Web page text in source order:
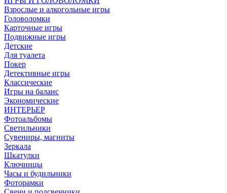
Взрослые и алкогольные игры
Головоломки
Карточные игры
Подвижные игры
Детские
Для туалета
Покер
Детективные игры
Классические
Игры на баланс
Экономические
ИНТЕРЬЕР
Фотоальбомы
Светильники
Сувениры, магниты
Зеркала
Шкатулки
Ключницы
Часы и будильники
Фоторамки